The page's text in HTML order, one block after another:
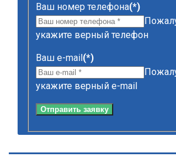
Ваш номер телефона(*)
укажите верный телефон
Ваш e-mail(*)
укажите верный e-mail